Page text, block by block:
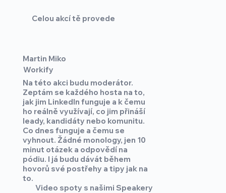
Celou akcí tě provede
Martin Miko
Workify
Na této akci budu moderátor.
Zeptám se každého hosta na to,
jak jim LinkedIn funguje a k čemu
ho reálně využívají, co jim přináší
leady, kandidáty nebo komunitu.
Co dnes funguje a čemu se
vyhnout. Žádné monology, jen 10
minut otázek a odpovědí na
pódiu. I já budu dávát během
hovorů své postřehy a tipy jak na
to.
Video spoty s našimi Speakery